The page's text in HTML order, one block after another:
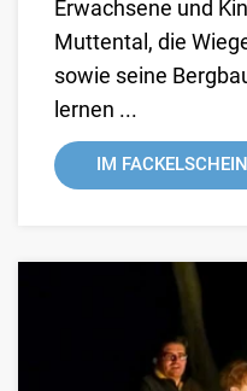
Erwachsene und
Muttental, die
sowie seine
lernen ...
IM